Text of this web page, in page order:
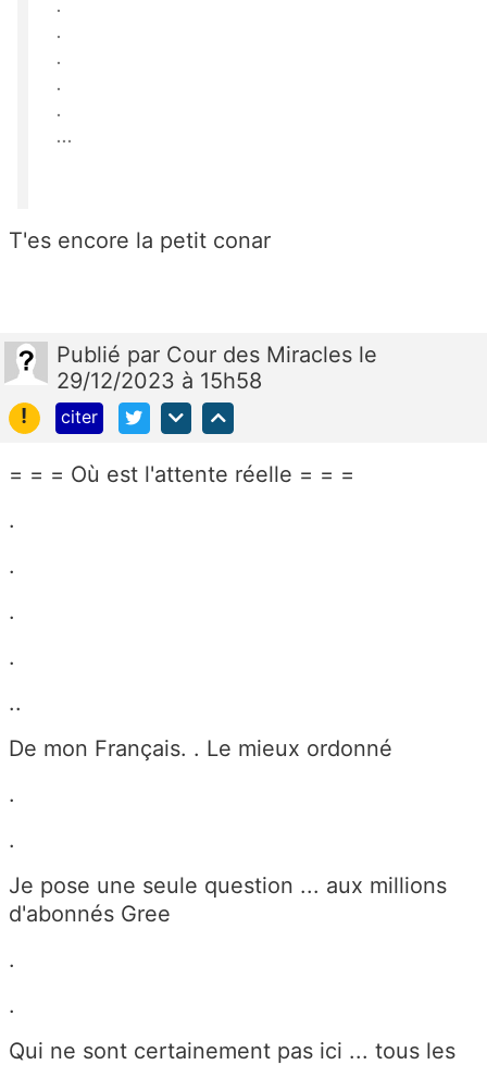
.
.
.
.
...
T'es encore la petit conar
Publié par Cour des Miracles le
29/12/2023 à 15h58
!
citer
= = = Où est l'attente réelle = = =
.
.
.
.
..
De mon Français. . Le mieux ordonné
.
.
Je pose une seule question ... aux millions
d'abonnés Gree
.
.
Qui ne sont certainement pas ici ... tous les